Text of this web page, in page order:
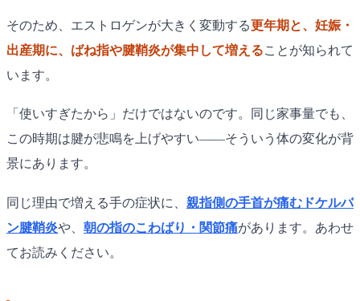
そのため、エストロゲンが大きく変動する更年期と、妊娠・
出産期に、ばね指や腱鞘炎が集中して増えることが知られて
います。
「使いすぎたから」だけではないのです。同じ家事量でも、
この時期は腱が悲鳴を上げやすい——そういう体の変化が背
景にあります。
同じ理由で増える手の症状に、 親指側の手首が痛むドケルバ
ン腱鞘炎や、 朝の指のこわばり・関節痛があります。あわせ
てお読みください。